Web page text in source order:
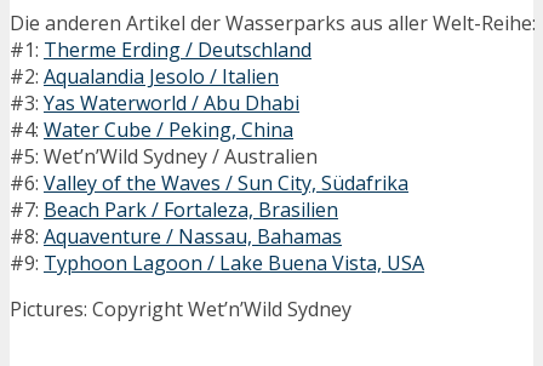
Die anderen Artikel der Wasserparks aus aller Welt-Reihe:
#1: Therme Erding / Deutschland
#2: Aqualandia Jesolo / Italien
#3: Yas Waterworld / Abu Dhabi
#4: Water Cube / Peking, China
#5: Wet’n’Wild Sydney / Australien
#6: Valley of the Waves / Sun City, Südafrika
#7: Beach Park / Fortaleza, Brasilien
#8: Aquaventure / Nassau, Bahamas
#9: Typhoon Lagoon / Lake Buena Vista, USA
Pictures: Copyright Wet’n’Wild Sydney